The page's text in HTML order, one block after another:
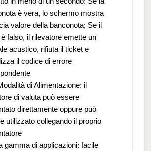
è vera, lo schermo mostra
valore della banconota; Se il
falso, il rilevatore emette un
acustico, rifiuta il ticket e
il codice di errore
di Alimentazione: il
di valuta può essere
direttamente oppure può
utilizzato collegando il proprio
gamma di applicazioni: facile